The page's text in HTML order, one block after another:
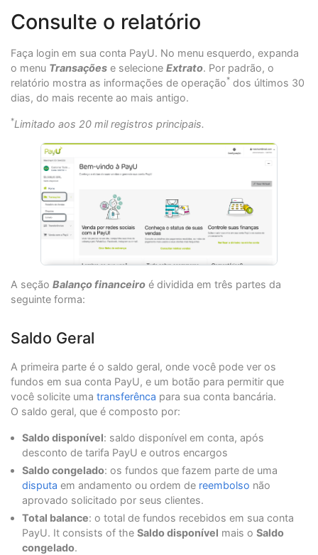
Consulte o relatório
Faça login em sua conta PayU. No menu esquerdo, expanda
o menu Transações e selecione Extrato. Por padrão, o
relatório mostra as informações de operação* dos últimos 30
dias, do mais recente ao mais antigo.
*Limitado aos 20 mil registros principais.
A seção Balanço financeiro é dividida em três partes da
seguinte forma:
Saldo Geral
A primeira parte é o saldo geral, onde você pode ver os
fundos em sua conta PayU, e um botão para permitir que
você solicite uma transferênca para sua conta bancária.
O saldo geral, que é composto por:
Saldo disponível: saldo disponível em conta, após
desconto de tarifa PayU e outros encargos
Saldo congelado: os fundos que fazem parte de uma
disputa em andamento ou ordem de reembolso não
aprovado solicitado por seus clientes.
Total balance: o total de fundos recebidos em sua conta
PayU. It consists of the Saldo disponível mais o Saldo
congelado.